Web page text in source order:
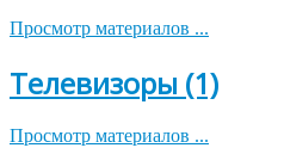
Просмотр материалов ...
Телевизоры (1)
Просмотр материалов ...